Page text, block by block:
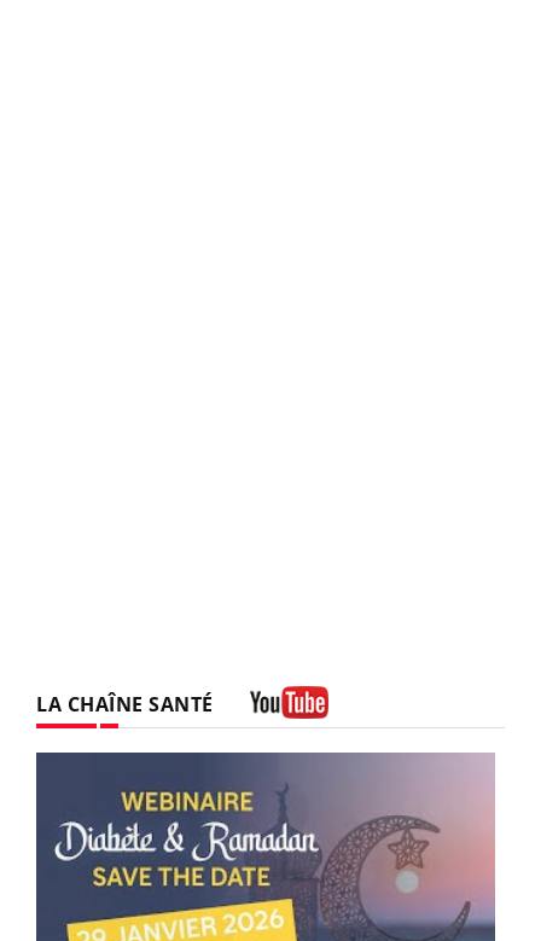
LA CHAÎNE SANTÉ